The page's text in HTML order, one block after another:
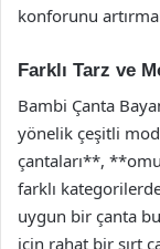
konforunu
Farklı Tarz ve
Bambi Çanta
yönelik çeşitli
çantaları**,
farklı
uygun bir çanta
için rahat bir sırt